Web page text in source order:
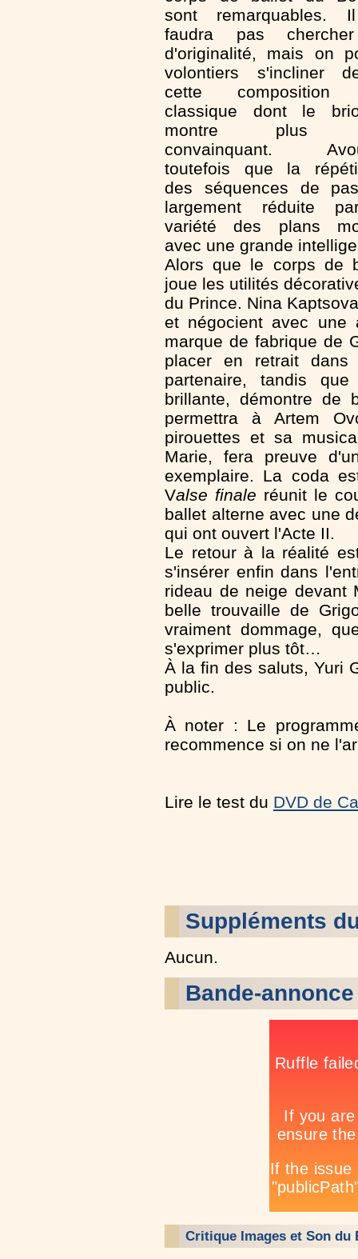
sont remarquables.
faudra pas
d'originalité, mais on
volontiers s'incliner
cette composition
classique dont le
montre plus
convainquant.
toutefois que la
des séquences de
largement réduite
variété des plans
avec une grande
Alors que le corps de
joue les utilités
du Prince. Nina
et négocient avec une
marque de fabrique de
placer en retrait
partenaire, tandis
brillante, démontre de
permettra à Artem
pirouettes et sa
Marie, fera preuve
exemplaire. La coda
Valse finale réunit le
ballet alterne avec une
qui ont ouvert l'Acte II.
Le retour à la réalité
s'insérer enfin dans
rideau de neige devant
belle trouvaille de
vraiment dommage,
s'exprimer plus tôt…
À la fin des saluts, Yuri
public.
À noter : Le
recommence si on ne
Lire le test du DVD de
Suppléments
Aucun.
Bande-
Critique Images et Son du